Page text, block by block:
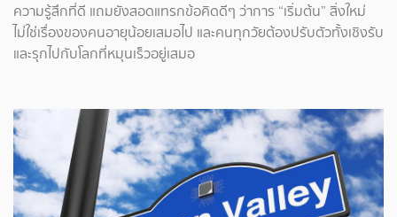
ความรู้สึกที่ดี แถมยังสอดแทรกข้อคิดดีๆ ว่าการ “เริ่มต้น” สิ่งใหม่
ไม่ใช่เรื่องของคนอายุน้อยเสมอไป และคนทุกวัยต้องปรับตัวทั้งเชิงรับ
และรุกไปกับโลกที่หมุนเร็วอยู่เสมอ